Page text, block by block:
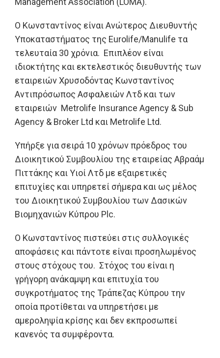
Ο Κωνσταντίνος είναι Ανώτερος Διευθυντής
Υποκαταστήματος της Eurolife/Manulife τα
τελευταία 30 χρόνια. Επιπλέον είναι
ιδιοκτήτης και εκτελεστικός διευθυντής των
εταιρειών Χρυσοδόντας Κωνσταντίνος
Αντιπρόσωπος Ασφαλειών Λτδ και των
εταιρειών Metrolife Insurance Agency & Sub
Agency & Broker Ltd και Metrolife Ltd.
Υπήρξε για σειρά 10 χρόνων πρόεδρος του
Διοικητικού Συμβουλίου της εταιρείας Αβραάμ
Πιττάκης και Υιοί Λτδ με εξαιρετικές
επιτυχίες και υπηρετεί σήμερα και ως μέλος
του Διοικητικού Συμβουλίου των Δασικών
Βιομηχανιών Κύπρου Plc.
Ο Κωνσταντίνος πιστεύει στις συλλογικές
αποφάσεις και πάντοτε είναι προσηλωμένος
στους στόχους του. Στόχος του είναι η
γρήγορη ανάκαμψη και επιτυχία του
συγκροτήματος της Τράπεζας Κύπρου την
οποία προτίθεται να υπηρετήσει με
αμεροληψία κρίσης και δεν εκπροσωπεί
κανενός τα συμφέροντα.